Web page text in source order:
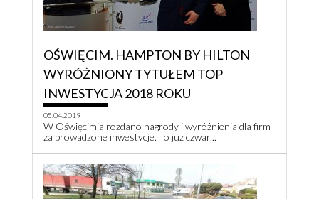
OŚWIĘCIM. HAMPTON BY HILTON
WYRÓŻNIONY TYTUŁEM TOP
INWESTYCJA 2018 ROKU
05.04.2019
W Oświęcimia rozdano nagrody i wyróżnienia dla firm
za prowadzone inwestycje. To już czwar...